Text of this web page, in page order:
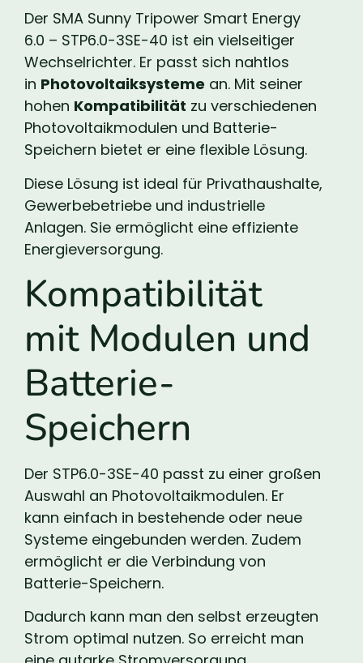
Der SMA Sunny Tripower Smart Energy
6.0 – STP6.0-3SE-40 ist ein vielseitiger
Wechselrichter. Er passt sich nahtlos
in Photovoltaiksysteme an. Mit seiner
hohen Kompatibilität zu verschiedenen
Photovoltaikmodulen und Batterie-
Speichern bietet er eine flexible Lösung.
Diese Lösung ist ideal für Privathaushalte,
Gewerbebetriebe und industrielle
Anlagen. Sie ermöglicht eine effiziente
Energieversorgung.
Kompatibilität
mit Modulen und
Batterie-
Speichern
Der STP6.0-3SE-40 passt zu einer großen
Auswahl an Photovoltaikmodulen. Er
kann einfach in bestehende oder neue
Systeme eingebunden werden. Zudem
ermöglicht er die Verbindung von
Batterie-Speichern.
Dadurch kann man den selbst erzeugten
Strom optimal nutzen. So erreicht man